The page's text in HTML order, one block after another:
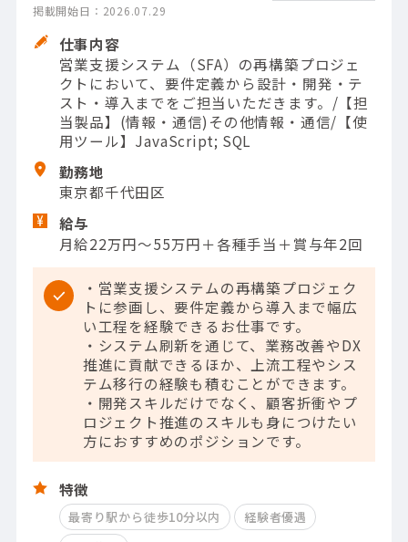
掲載開始日：2026.07.29
仕事内容
営業支援システム（SFA）の再構築プロジェ
クトにおいて、要件定義から設計・開発・テ
スト・導入までをご担当いただきます。/【担
当製品】(情報・通信)その他情報・通信/【使
用ツール】JavaScript; SQL
勤務地
東京都千代田区
給与
月給22万円～55万円＋各種手当＋賞与年2回
・営業支援システムの再構築プロジェク
トに参画し、要件定義から導入まで幅広
い工程を経験できるお仕事です。
・システム刷新を通じて、業務改善やDX
推進に貢献できるほか、上流工程やシス
テム移行の経験も積むことができます。
・開発スキルだけでなく、顧客折衝やプ
ロジェクト推進のスキルも身につけたい
方におすすめのポジションです。
特徴
最寄り駅から徒歩10分以内
経験者優遇